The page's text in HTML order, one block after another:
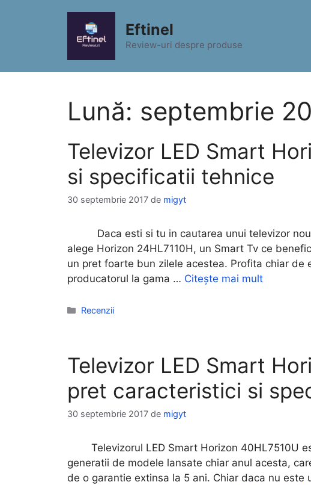
Eftinel
Review-uri despre produse
Lună: septembrie
Televizor LED Smart
si specificatii tehnice
30 septembrie 2017 de migyt
Daca esti si tu in cautarea unui televizor nou,
alege Horizon 24HL7110H, un Smart Tv ce
un pret foarte bun zilele acestea. Profita chiar de
producatorul la gama … Citește mai mult
Categorii
Recenzii
Televizor LED Smart
pret caracteristici si
30 septembrie 2017 de migyt
Televizorul LED Smart Horizon 40HL7510U
generatii de modele lansate chiar anul acesta,
de o garantie extinsa la 5 ani. Chiar daca nu